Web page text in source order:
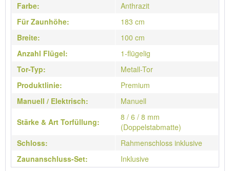
Farbe:
Anthrazit
Für Zaunhöhe:
183 cm
Breite:
100 cm
Anzahl Flügel:
1-flügelig
Tor-Typ:
Metall-Tor
Produktlinie:
Premium
Manuell / Elektrisch:
Manuell
Stärke & Art Torfüllung:
8 / 6 / 8 mm
(Doppelstabmatte)
Schloss:
Rahmenschloss inklusive
Zaunanschluss-Set:
Inklusive